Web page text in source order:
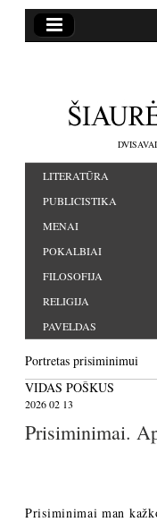
LITERATŪRA
PUBLICISTIKA
MENAI
POKALBIAI
FILOSOFIJA
RELIGIJA
PAVELDAS
Portretas prisiminimui
VIDAS POŠKUS
2026 02 13
Prisiminimai.
Prisiminimai man